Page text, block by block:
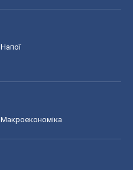
Напої
Макроекономіка